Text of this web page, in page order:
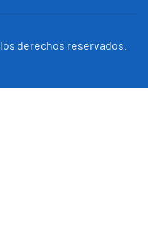
derechos reservados.